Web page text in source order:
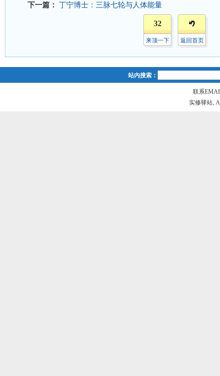
下一篇：
丁宁博士：三脉七轮与人体能量
32
来顶一下 返回首页
站内搜索：
联系
实修驿站,